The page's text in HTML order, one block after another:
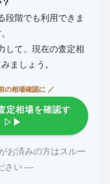
段階でも利用できま
して、現在の査定相
ましょう。
の相場確認に ／
定相場を確認す
▷▶
お済みの方はスルー
さい ―